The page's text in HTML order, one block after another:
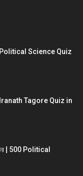
Political Science Quiz
Tagore Quiz in
| 500 Political